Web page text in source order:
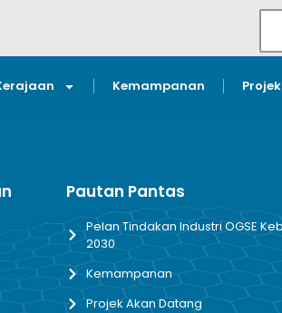
Kemampanan
Pautan Pantas
Pelan Tindakan Industri OGSE
2030
Kemampanan
Projek Akan Datang